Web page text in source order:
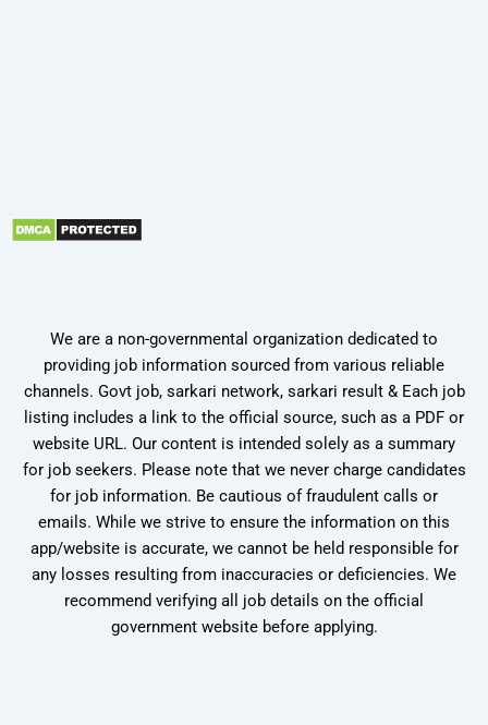
We are a non-governmental organization dedicated to
providing job information sourced from various reliable
channels. Govt job, sarkari network, sarkari result & Each job
listing includes a link to the official source, such as a PDF or
website URL. Our content is intended solely as a summary
for job seekers. Please note that we never charge candidates
for job information. Be cautious of fraudulent calls or
emails. While we strive to ensure the information on this
app/website is accurate, we cannot be held responsible for
any losses resulting from inaccuracies or deficiencies. We
recommend verifying all job details on the official
government website before applying.